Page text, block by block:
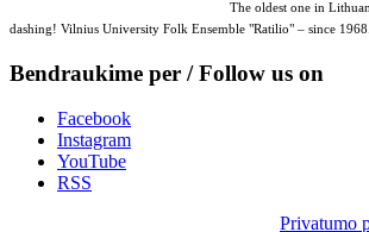
The oldest one in
dashing! Vilnius University Folk Ensemble "Ratilio" – since 1968.
Bendraukime per / Follow us on
Facebook
Instagram
YouTube
RSS
Privatumo